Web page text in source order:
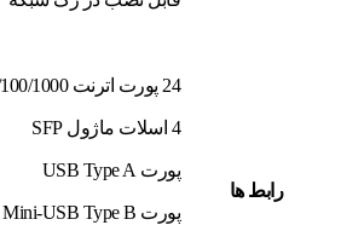
رابط ها
24 پورت اترنت 10/100/1000 +POE
4 اسلات ماژول SFP
پورت USB Type A
پورت Mini-USB Type B